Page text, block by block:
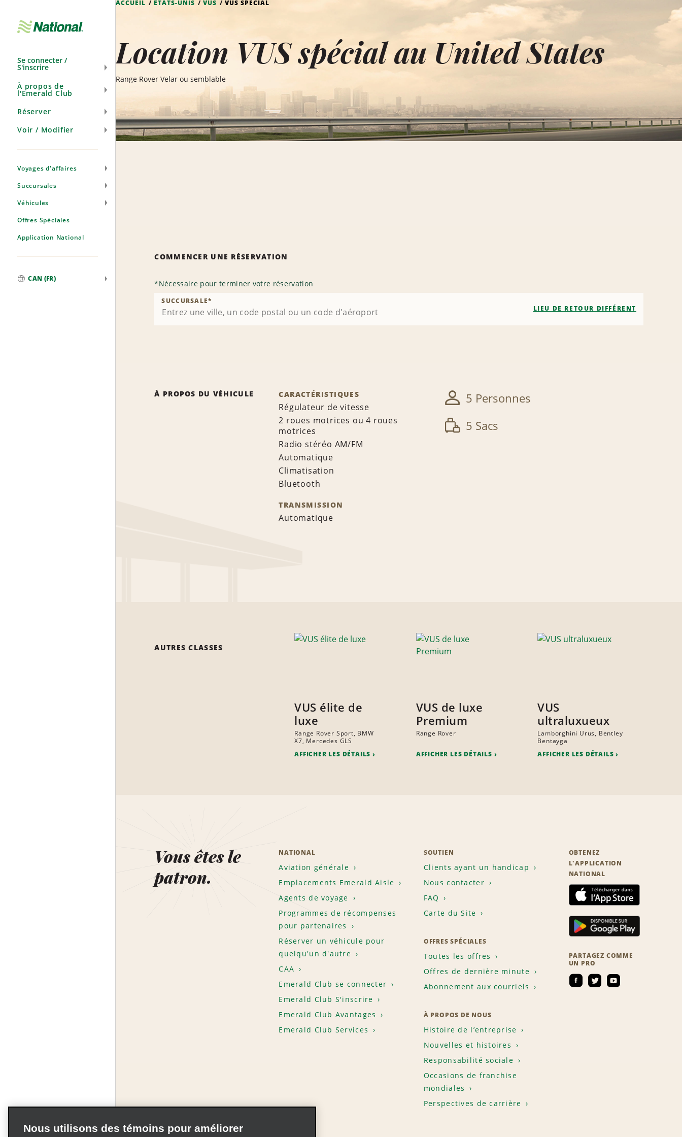
navigation
Se connecter /
S'inscrire
À propos de
l'Emerald Club
Réserver
Voir / Modifier
Voyages d'affaires
Succursales
Véhicules
Offres Spéciales
Application National
CAN (FR)
ACCUEIL ÉTATS-UNIS VUS VUS SPÉCIAL
Location VUS spécial au United States
Range Rover Velar ou semblable
COMMENCER UNE RÉSERVATION
*Nécessaire pour terminer votre réservation
SUCCURSALE*
LIEU DE RETOUR DIFFÉRENT
À PROPOS DU VÉHICULE CARACTÉRISTIQUES
Régulateur de vitesse
2 roues motrices ou 4 roues
motrices
Radio stéréo AM/FM
Automatique
Climatisation
Bluetooth
TRANSMISSION
Automatique
5 Personnes
5 Sacs
AUTRES CLASSES
VUS élite de
luxe
Range Rover Sport, BMW
X7, Mercedes GLS
AFFICHER LES DÉTAILS
VUS de luxe
Premium
Range Rover
AFFICHER LES DÉTAILS
VUS
ultraluxueux
Lamborghini Urus, Bentley
Bentayga
AFFICHER LES DÉTAILS
Vous êtes le
patron.
NATIONAL
Aviation générale
Emplacements Emerald Aisle
Agents de voyage
Programmes de récompenses
pour partenaires
Réserver un véhicule pour
quelqu'un d'autre
CAA
Emerald Club se connecter
Emerald Club S'inscrire
Emerald Club Avantages
Emerald Club Services
SOUTIEN
Clients ayant un handicap
Nous contacter
FAQ
Carte du Site
OFFRES SPÉCIALES
Toutes les offres
Offres de dernière minute
Abonnement aux courriels
À PROPOS DE NOUS
Histoire de l’entreprise
Nouvelles et histoires
Responsabilité sociale
Occasions de franchise
mondiales
Perspectives de carrière
OBTENEZ
L'APPLICATION
NATIONAL
PARTAGEZ COMME
UN PRO
Nous utilisons des témoins pour améliorer